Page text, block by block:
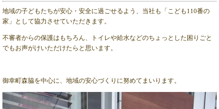
地域の子どもたちが安心・安全に過ごせるよう、当社も「こども110番の
家」として協力させていただきます。
不審者からの保護はもちろん、トイレや給水などのちょっとした困りごと
でもお声がけいただけたらと思います。
御幸町森脇を中心に、地域の安心づくりに努めてまいります。